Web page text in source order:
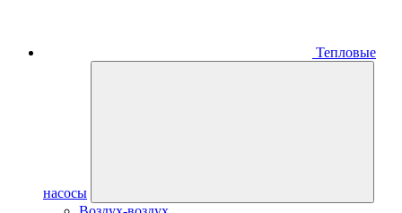
Тепловые
насосы